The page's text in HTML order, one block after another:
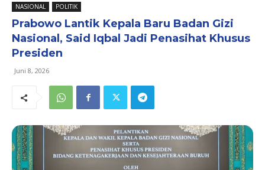
NASIONAL POLITIK
Prabowo Lantik Kepala Baru Badan Gizi
Nasional, Said Iqbal Jadi Penasihat Khusus
Presiden
Juni 8, 2026